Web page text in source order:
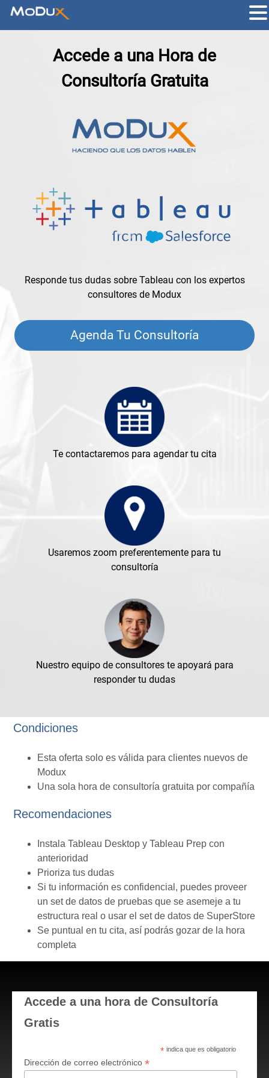
Accede a una Hora de
Consultoría Gratuita
Responde tus dudas sobre Tableau con los expertos
consultores de Modux
Agenda Tu Consultoría
Te contactaremos para agendar tu cita
Usaremos zoom preferentemente para tu
consultoría
Nuestro equipo de consultores te apoyará para
responder tu dudas
Condiciones
Esta oferta solo es válida para clientes nuevos de
Modux
Una sola hora de consultoría gratuita por compañía
Recomendaciones
Instala Tableau Desktop y Tableau Prep con
anterioridad
Prioriza tus dudas
Si tu información es confidencial, puedes proveer
un set de datos de pruebas que se asemeje a tu
estructura real o usar el set de datos de SuperStore
Se puntual en tu cita, así podrás gozar de la hora
completa
Accede a una hora de Consultoría
Gratis
* indica que es obligatorio
Dirección de correo electrónico *